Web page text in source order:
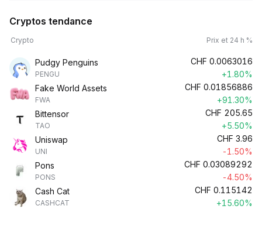
Cryptos tendance
Crypto Prix et 24 h %
Pudgy Penguins
PENGU
CHF 0.0063016
+1.80%
Fake World Assets
FWA
CHF 0.01856886
+91.30%
Bittensor
TAO
CHF 205.65
+5.50%
Uniswap
UNI
CHF 3.96
-1.50%
Pons
PONS
CHF 0.03089292
-4.50%
Cash Cat
CASHCAT
CHF 0.115142
+15.60%